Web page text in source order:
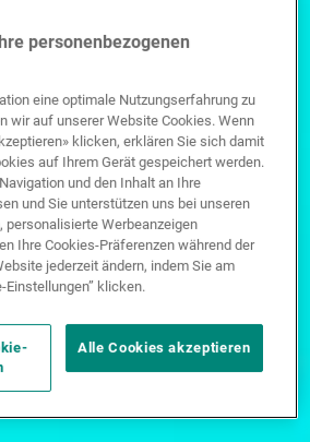
personenbezogenen
eine optimale Nutzungserfahrung zu
wir auf unserer Website Cookies. Wenn
klicken, erklären Sie sich damit
auf Ihrem Gerät gespeichert werden.
und den Inhalt an Ihre
und Sie unterstützen uns bei unseren
personalisierte Werbeanzeigen
Ihre Cookies-Präferenzen während der
jederzeit ändern, indem Sie am
Einstellungen” klicken.
Alle Cookies akzeptieren